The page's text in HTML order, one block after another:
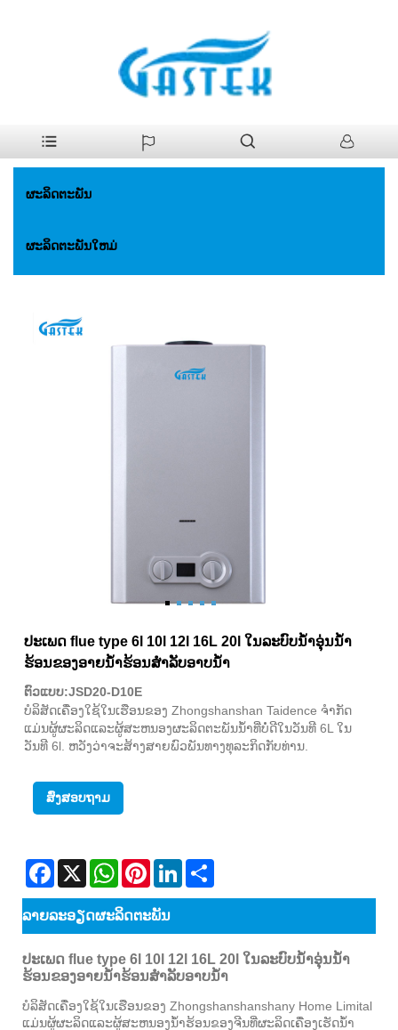
ອຸນຫະພູມທີ່ສະເຫມີພາບທີ່ພັດ
ແຮງ. ເຄື່ອງເຮັດຄວາມຮ້ອນນ້ໍາແກັດ
ຜະລິດຕະພັນ
ຜະລິດຕະພັນໃຫມ່
ປະເພດ flue type 6l 10l 12l 16L 20l ໃນລະບົບນ້ໍາອຸ່ນນ້ໍາ
ຮ້ອນຂອງອາຍນ້ໍາຮ້ອນສໍາລັບອາບນ້ໍາ
ຕົວແບບ:JSD20-D10E
ບໍລິສັດເຄື່ອງໃຊ້ໃນເຮືອນຂອງ Zhongshanshan Taidence ຈໍາກັດ
ແມ່ນຜູ້ຜະລິດແລະຜູ້ສະຫນອງຜະລິດຕະພັນນ້ໍາທີ່ບໍ່ດີໃນວັນທີ 6L ໃນ
ວັນທີ 6l. ຫວັງວ່າຈະສ້າງສາຍພົວພັນທາງທຸລະກິດກັບທ່ານ.
ສົ່ງສອບຖາມ
Facebook
X WhatsAppPinterestLinkedIn
ລາຍ​ລະ​ອຽດ​ຜະ​ລິດ​ຕະ​ພັນ
ປະເພດ flue type 6l 10l 12l 16L 20l ໃນລະບົບນ້ໍາອຸ່ນນ້ໍາ
ຮ້ອນຂອງອາຍນ້ໍາຮ້ອນສໍາລັບອາບນ້ໍາ
ບໍລິສັດເຄື່ອງໃຊ້ໃນເຮືອນຂອງ Zhongshanshanshany Home Limital
ແມ່ນຜູ້ຜະລິດແລະຜູ້ສະຫນອງນ້ໍາຮ້ອນຂອງຈີນທີ່ຜະລິດເຄື່ອງເຮັດນ້ໍາ